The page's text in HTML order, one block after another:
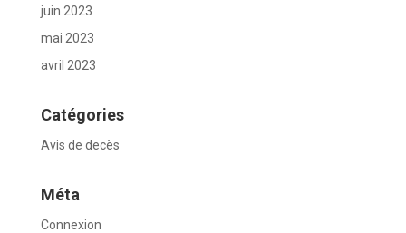
juin 2023
mai 2023
avril 2023
Catégories
Avis de decès
Méta
Connexion